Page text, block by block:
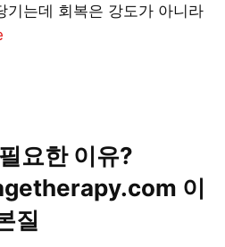
기는데 회복은 강도가 아니라
요한 이유?
이
질